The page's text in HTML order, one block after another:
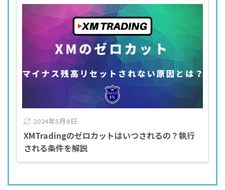
2024年5月8日
XMTradingのゼロカットはいつされるの？執行
される条件を解説